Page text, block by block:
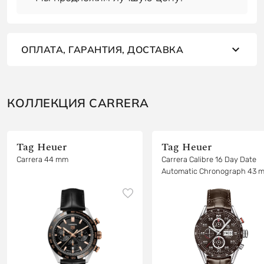
ОПЛАТА, ГАРАНТИЯ, ДОСТАВКА
КОЛЛЕКЦИЯ CARRERA
Tag Heuer
Carrera 44 mm
Tag Heuer
Carrera Calibre 16 Day Date
Automatic Chronograph 43